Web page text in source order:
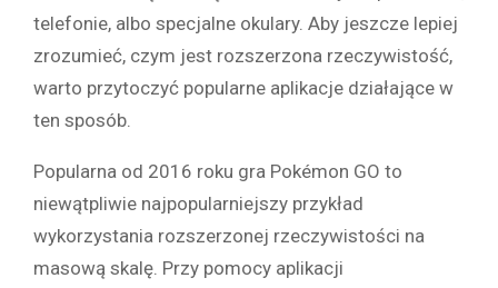
telefonie, albo specjalne okulary. Aby jeszcze lepiej
zrozumieć, czym jest rozszerzona rzeczywistość,
warto przytoczyć popularne aplikacje działające w
ten sposób.
Popularna od 2016 roku gra Pokémon GO to
niewątpliwie najpopularniejszy przykład
wykorzystania rozszerzonej rzeczywistości na
masową skalę. Przy pomocy aplikacji